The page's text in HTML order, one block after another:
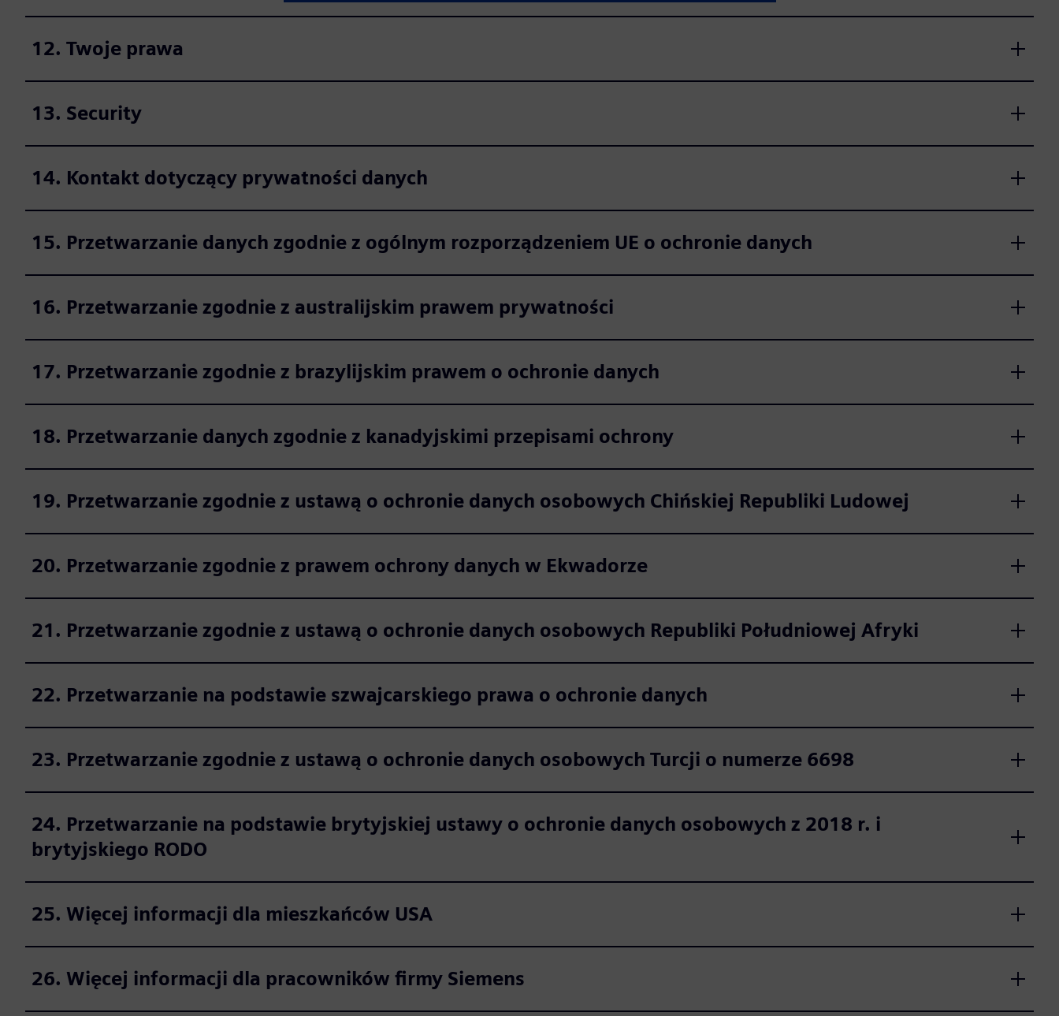
12. Twoje prawa
13. Security
14. Kontakt dotyczący prywatności danych
15. Przetwarzanie danych zgodnie z ogólnym rozporządzeniem UE o ochronie danych
16. Przetwarzanie zgodnie z australijskim prawem prywatności
17. Przetwarzanie zgodnie z brazylijskim prawem o ochronie danych
18. Przetwarzanie danych zgodnie z kanadyjskimi przepisami ochrony
19. Przetwarzanie zgodnie z ustawą o ochronie danych osobowych Chińskiej Republiki Ludowej
20. Przetwarzanie zgodnie z prawem ochrony danych w Ekwadorze
21. Przetwarzanie zgodnie z ustawą o ochronie danych osobowych Republiki Południowej Afryki
22. Przetwarzanie na podstawie szwajcarskiego prawa o ochronie danych
23. Przetwarzanie zgodnie z ustawą o ochronie danych osobowych Turcji o numerze 6698
24. Przetwarzanie na podstawie brytyjskiej ustawy o ochronie danych osobowych z 2018 r. i
brytyjskiego RODO
25. Więcej informacji dla mieszkańców USA
26. Więcej informacji dla pracowników firmy Siemens